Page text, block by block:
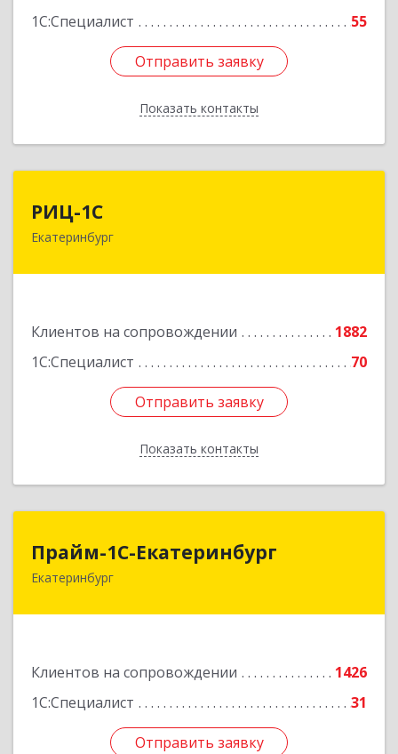
1С:Специалист
55
Отправить заявку
Показать контакты
Отправить заявку
Назад
РИЦ-1С
Екатеринбург
Клиентов на сопровождении
1882
1С:Специалист
70
Отправить заявку
Показать контакты
620102, Свердловская обл, Екатеринбург г,
Отправить заявку
Назад
Прайм-1С-Екатеринбург
Екатеринбург
Клиентов на сопровождении
1426
1С:Специалист
31
Отправить заявку
Прайм-1С-Екатеринбург
620142, Свердловская обл, Екатеринбург г, 8
Отправить заявку